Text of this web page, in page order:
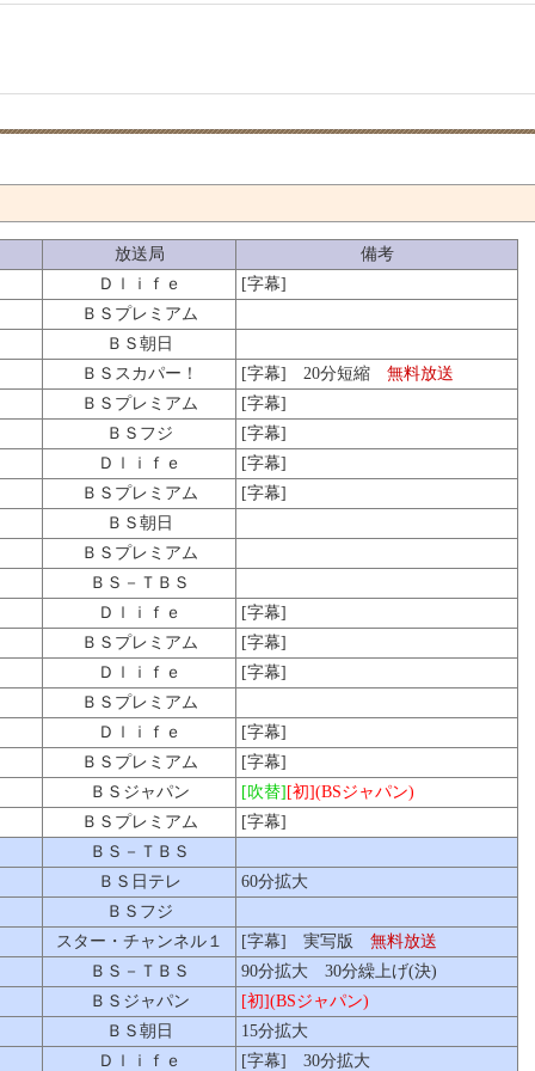
放送局 備考
Ｄｌｉｆｅ
[字幕]
ＢＳプレミアム
ＢＳ朝日
ＢＳスカパー！ [字幕] 20分短縮 無料放送
ＢＳプレミアム
[字幕]
ＢＳフジ
[字幕]
Ｄｌｉｆｅ
[字幕]
ＢＳプレミアム
[字幕]
ＢＳ朝日
ＢＳプレミアム
ＢＳ－ＴＢＳ
Ｄｌｉｆｅ
[字幕]
ＢＳプレミアム
[字幕]
Ｄｌｉｆｅ
[字幕]
ＢＳプレミアム
Ｄｌｉｆｅ
[字幕]
ＢＳプレミアム
[字幕]
ＢＳジャパン [吹替][初](BSジャパン)
ＢＳプレミアム
[字幕]
ＢＳ－ＴＢＳ
ＢＳ日テレ
60分拡大
ＢＳフジ
スター・チャンネル１ [字幕] 実写版 無料放送
ＢＳ－ＴＢＳ
90分拡大 30分繰上げ(決)
ＢＳジャパン
[初](BSジャパン)
ＢＳ朝日
15分拡大
Ｄｌｉｆｅ
[字幕] 30分拡大